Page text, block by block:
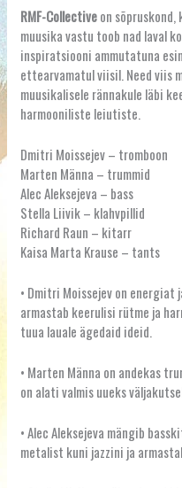
RMF-Collectiveon
muusika vastu toob nad laval
inspiratsiooni ammutatuna
ettearvamatul viisil. Need viis
muusikalisele rännakule läbi
harmooniliste leiutiste.
Dmitri Moissejev – tromboon
Marten Männa – trummid
Alec Aleksejeva – bass
Stella Liivik – klahvpillid
Richard Raun – kitarr
Kaisa Marta Krause – tants
• Dmitri Moissejev on
armastab keerulisi rütme ja
tuua lauale ägedaid ideid.
• Marten Männa on andekas
on alati valmis uueks
• Alec Aleksejeva mängib
metalist kuni jazzini ja